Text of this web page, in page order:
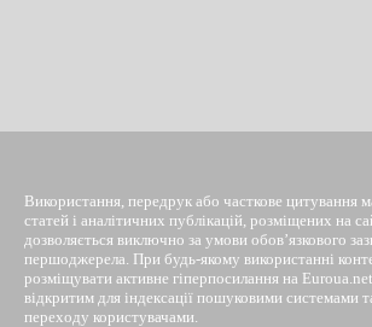
Використання, передрук або часткове цитування
статей і аналітичних публікацій, розміщених на
дозволяється виключно за умови обов’язкового
першоджерела. При будь-якому використанні
розміщувати активне гіперпосилання на
відкритим для індексації пошуковими системами
переходу користувачами.